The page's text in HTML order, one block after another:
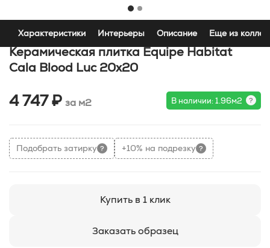
Характеристики Интерьеры Описание Еще из
Керамическая плитка Equipe Habitat
Cala Blood Luc 20x20
4 747 ₽ за м2 В наличии: 1.96м2
Подобрать затирку +10% на подрезку
Купить в 1 клик
Заказать образец